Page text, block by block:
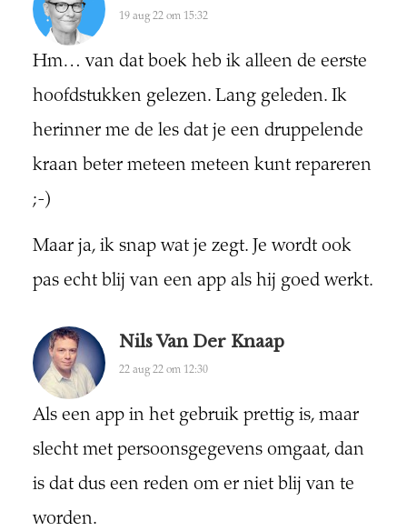
19 aug 22 om 15:32
Hm… van dat boek heb ik alleen de eerste
hoofdstukken gelezen. Lang geleden. Ik
herinner me de les dat je een druppelende
kraan beter meteen meteen kunt repareren
;-)
Maar ja, ik snap wat je zegt. Je wordt ook
pas echt blij van een app als hij goed werkt.
Nils Van Der Knaap
22 aug 22 om 12:30
Als een app in het gebruik prettig is, maar
slecht met persoonsgegevens omgaat, dan
is dat dus een reden om er niet blij van te
worden.